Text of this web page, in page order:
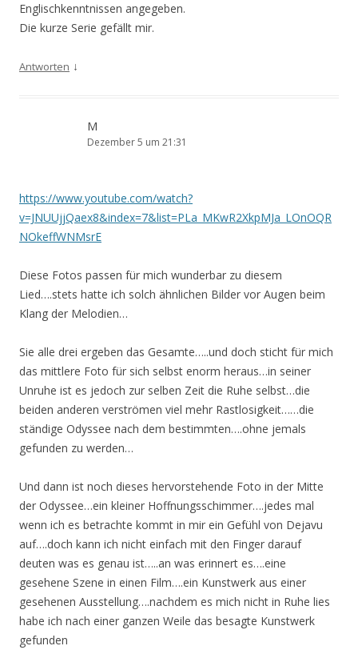
Englischkenntnissen angegeben.
Die kurze Serie gefällt mir.
Antworten ↓
M
Dezember 5 um 21:31
https://www.youtube.com/watch?
v=JNUUjjQaex8&index=7&list=PLa_MKwR2XkpMJa_LOnOQR
NOkeffWNMsrE
Diese Fotos passen für mich wunderbar zu diesem
Lied….stets hatte ich solch ähnlichen Bilder vor Augen beim
Klang der Melodien…
Sie alle drei ergeben das Gesamte…..und doch sticht für mich
das mittlere Foto für sich selbst enorm heraus…in seiner
Unruhe ist es jedoch zur selben Zeit die Ruhe selbst…die
beiden anderen verströmen viel mehr Rastlosigkeit……die
ständige Odyssee nach dem bestimmten….ohne jemals
gefunden zu werden…
Und dann ist noch dieses hervorstehende Foto in der Mitte
der Odyssee…ein kleiner Hoffnungsschimmer….jedes mal
wenn ich es betrachte kommt in mir ein Gefühl von Dejavu
auf….doch kann ich nicht einfach mit den Finger darauf
deuten was es genau ist…..an was erinnert es….eine
gesehene Szene in einen Film….ein Kunstwerk aus einer
gesehenen Ausstellung….nachdem es mich nicht in Ruhe lies
habe ich nach einer ganzen Weile das besagte Kunstwerk
gefunden